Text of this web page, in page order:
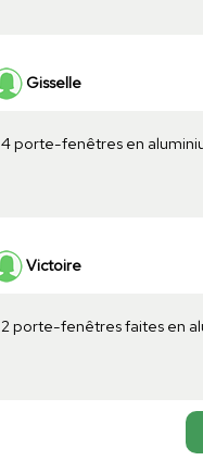
Gisselle
4 porte-fenêtres en
Victoire
2 porte-fenêtres faites en